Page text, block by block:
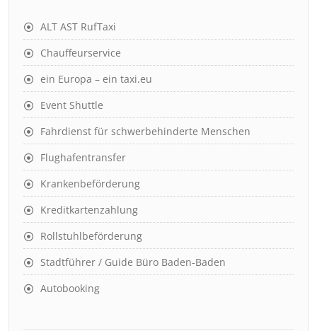
ALT AST RufTaxi
Chauffeurservice
ein Europa – ein taxi.eu
Event Shuttle
Fahrdienst für schwerbehinderte Menschen
Flughafentransfer
Krankenbeförderung
Kreditkartenzahlung
Rollstuhlbeförderung
Stadtführer / Guide Büro Baden-Baden
Autobooking